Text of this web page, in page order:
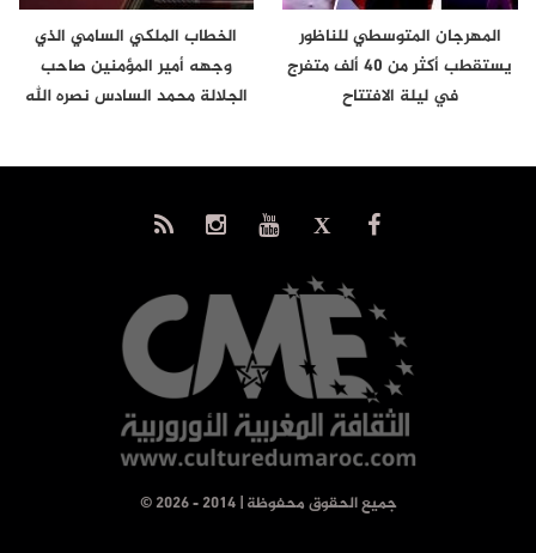
المهرجان المتوسطي للناظور
يستقطب أكثر من 40 ألف متفرج
في ليلة الافتتاح
الخطاب الملكي السامي الذي
وجهه أمير المؤمنين صاحب
الجلالة محمد السادس نصره الله
© جميع الحقوق محفوظة | 2014 - 2026